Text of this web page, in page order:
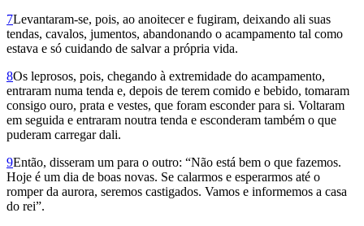
7Levantaram-se, pois, ao anoitecer e fugiram, deixando ali suas
tendas, cavalos, jumentos, abandonando o acampamento tal como
estava e só cuidando de salvar a própria vida.
8Os leprosos, pois, chegando à extremidade do acampamento,
entraram numa tenda e, depois de terem comido e bebido, tomaram
consigo ouro, prata e vestes, que foram esconder para si. Voltaram
em seguida e entraram noutra tenda e esconderam também o que
puderam carregar dali.
9Então, disseram um para o outro: “Não está bem o que fazemos.
Hoje é um dia de boas novas. Se calarmos e esperarmos até o
romper da aurora, seremos castigados. Vamos e informemos a casa
do rei”.